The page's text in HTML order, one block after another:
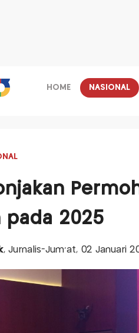
HOME NASIONAL
pada 2025
, Jurnalis-Jum'at, 02 Januari